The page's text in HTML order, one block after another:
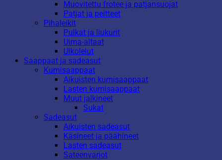
Muovitettu frotee ja patjansuojat
Patjat ja peitteet
Pihaleikit
Pulkat ja liukurit
Uima-altaat
Ulkolelut
Saappaat ja sadeasut
Kumisaappaat
Aikuisten kumisaappaat
Lasten kumisaappaat
Muut jalkineet
Sukat
Sadeasut
Aikuisten sadeasut
Käsineet ja päähineet
Lasten sadeasut
Sateenvarjot